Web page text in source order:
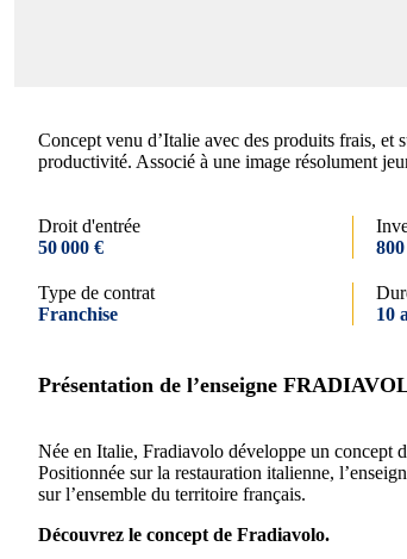
Concept venu d’Italie avec des produits frais, et
productivité. Associé à une image résolument
Droit d'entrée
50 000 €
Type de contrat
Franchise
10
Présentation de l’enseigne
Née en Italie, Fradiavolo développe un concept
Positionnée sur la restauration italienne,
sur l’ensemble du territoire français.
Découvrez le concept de Fradiavolo.